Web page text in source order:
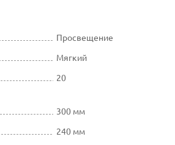
Просвещение
Мягкий
20
300 мм
240 мм